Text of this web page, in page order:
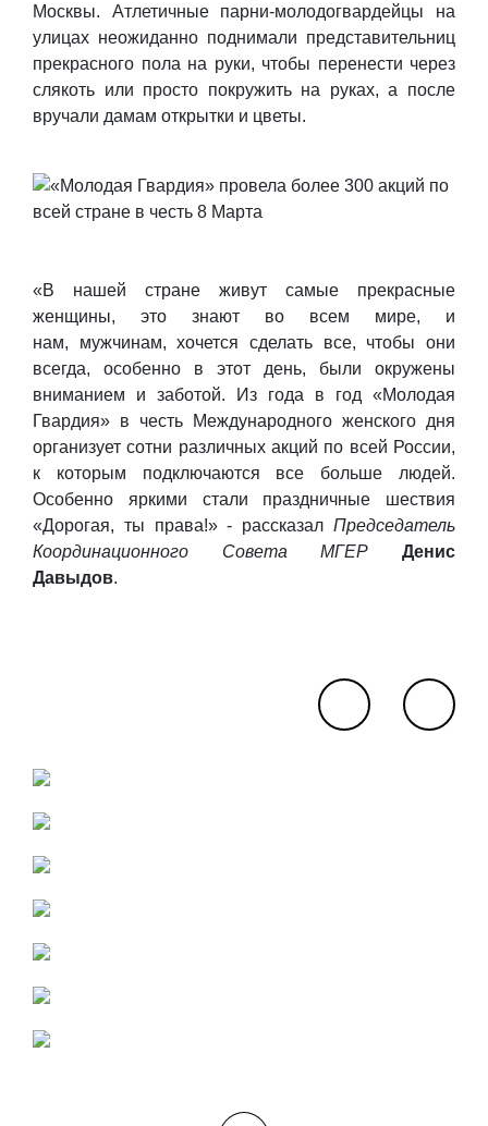
Москвы. Атлетичные парни-молодогвардейцы на
улицах неожиданно поднимали представительниц
прекрасного пола на руки, чтобы перенести через
слякоть или просто покружить на руках, а после
вручали дамам открытки и цветы.
«В нашей стране живут самые прекрасные
женщины, это знают во всем мире, и
нам, мужчинам, хочется сделать все, чтобы они
всегда, особенно в этот день, были окружены
вниманием и заботой. Из года в год «Молодая
Гвардия» в честь Международного женского дня
организует сотни различных акций по всей России,
к которым подключаются все больше людей.
Особенно яркими стали праздничные шествия
«Дорогая, ты права!» - рассказал Председатель
Координационного Совета МГЕР
Денис
Давыдов.